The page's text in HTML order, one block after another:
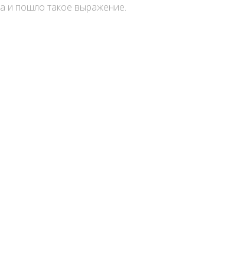
и пошло такое выражение.